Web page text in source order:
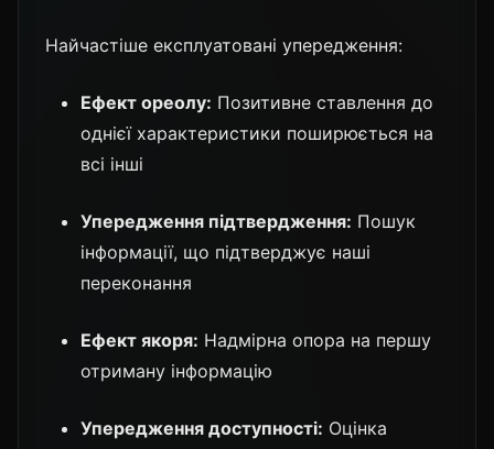
Найчастіше експлуатовані упередження:
Ефект ореолу: Позитивне ставлення до
однієї характеристики поширюється на
всі інші
Упередження підтвердження: Пошук
інформації, що підтверджує наші
переконання
Ефект якоря: Надмірна опора на першу
отриману інформацію
Упередження доступності: Оцінка